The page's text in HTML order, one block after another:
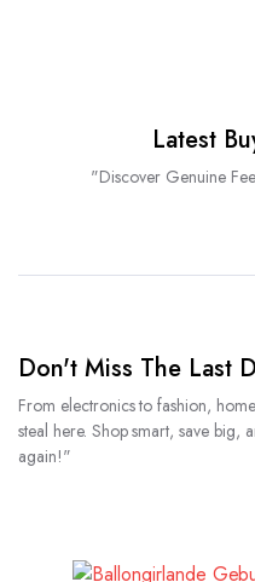
Latest
"Discover Genuine
Don't Miss The Last
From electronics to fashion,
steal here. Shop smart, save big,
again!"